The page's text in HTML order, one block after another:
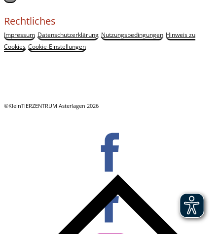
Rechtliches
Impressum Datenschutzerklärung Nutzungsbedingungen Hinweis zu
Cookies Cookie-Einstellungen
©KleinTIERZENTRUM Asterlagen 2026